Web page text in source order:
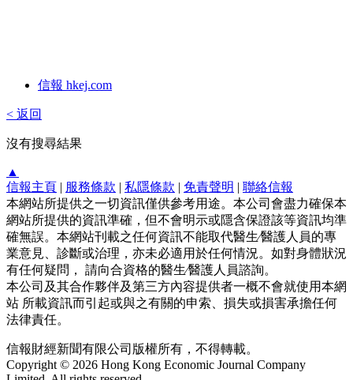
信報 hkej.com
< 返回
沒有搜尋結果
▲
信報主頁 | 服務條款 | 私隱條款 | 免責聲明 | 聯絡信報
本網站所提供之一切資訊僅供參考用途。本公司會盡力確保本
網站所提供的資訊準確，但不會明示或隱含保證該等資訊均準
確無誤。本網站刊載之任何資訊不能取代醫生∕醫護人員的專
業意見、診斷或治理，亦未必適用於任何情況。如對身體狀況
有任何疑問， 請向合資格的醫生∕醫護人員諮詢。
本公司及其合作夥伴及第三方內容提供者一概不會就使用本網
站 所載資訊而引起或與之有關的申索、損失或損害承擔任何
法律責任。
信報財經新聞有限公司版權所有，不得轉載。
Copyright © 2026 Hong Kong Economic Journal Company